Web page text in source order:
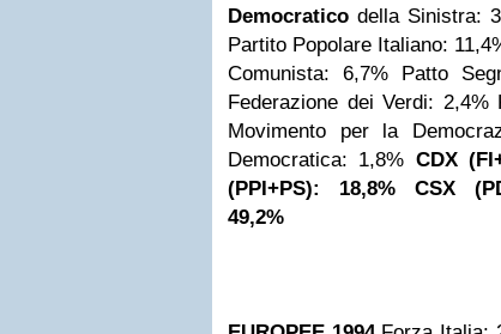
Democratico della Sinistra:
Partito Popolare Italiano:
Comunista: 6,7%
Patto
Federazione dei Verdi: 2,4%
Movimento per la
Democratica: 1,8% CDX
(PPI+PS): 18,8%
CSX
49,2%